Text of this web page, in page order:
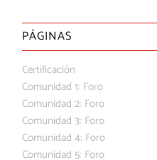
PÁGINAS
Certificación
Comunidad 1: Foro
Comunidad 2: Foro
Comunidad 3: Foro
Comunidad 4: Foro
Comunidad 5: Foro